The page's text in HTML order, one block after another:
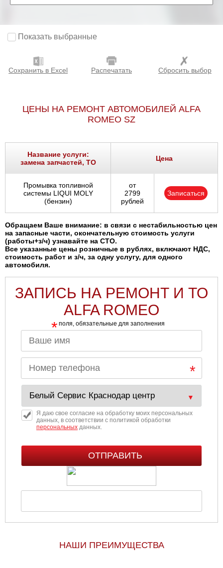
Показать выбранные
Сохранить в Excel Распечатать Сбросить выбор
ЦЕНЫ НА РЕМОНТ АВТОМОБИЛЕЙ ALFA
ROMEO SZ
Название услуги:
замена запчастей, ТО
Цена
Промывка топливной
системы LIQUI MOLY
(бензин)
от
2799
рублей
Записаться
Обращаем Ваше внимание: в связи с нестабильностью цен
на запасные части, окончательную стоимость услуги
(работы+з/ч) узнавайте на СТО.
Все указанные цены розничные в рублях, включают НДС,
стоимость работ и з/ч, за одну услугу, для одного
автомобиля.
ЗАПИСЬ НА РЕМОНТ И ТО
ALFA ROMEO
* поля, обязательные для заполнения
Я даю свое согласие на обработку моих персональных
данных, в соответствии с политикой обработки
персональныхданных.
НАШИ ПРЕИМУЩЕСТВА